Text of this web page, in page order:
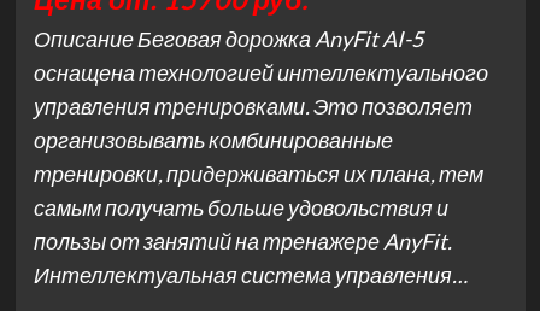
Описание Беговая дорожка AnyFit AI-5
оснащена технологией интеллектуального
управления тренировками. Это позволяет
организовывать комбинированные
тренировки, придерживаться их плана, тем
самым получать больше удовольствия и
пользы от занятий на тренажере AnyFit.
Интеллектуальная система управления…